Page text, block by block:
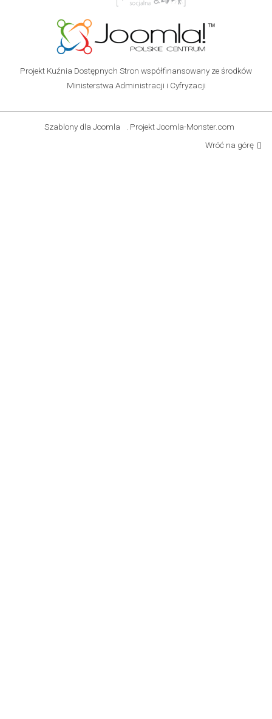
Projekt Kuźnia Dostępnych Stron współfinansowany ze środków
Ministerstwa Administracji i Cyfryzacji
Szablony dla Joomla
. Projekt Joomla-Monster.com
Wróć na górę